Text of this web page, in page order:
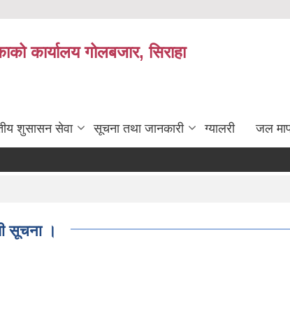
कार्यालय गोलबजार, सिराहा
शुसासन सेवा सूचना तथा जानकारी ग्यालरी जल
सूचना ।